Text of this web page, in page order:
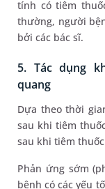
tính có tiêm
thường, người
bởi các bác sĩ.
5. Tác dụng
quang
Dựa theo thời
sau khi tiêm
sau khi tiêm
Phản ứng sớm
bệnh có các yếu